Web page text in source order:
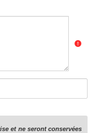
et ne seront conservées